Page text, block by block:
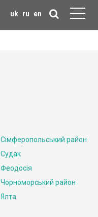
uk ru en
Сімферопольський район
Судак
Феодосія
Чорноморський район
Ялта